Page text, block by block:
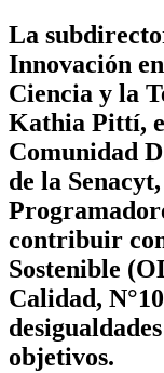
La
Innovación
Ciencia y la
Kathia Pittí,
Comunidad
de la
contribuir
Sostenible
Calidad,
objetivos.